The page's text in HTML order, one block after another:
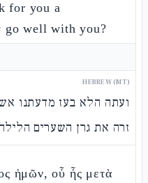
for you a
go well with you?
HEBREW (MT)
ועתה הלא בעז מדעתנו
זרה את גרן השערים הלילה
ἡμῶν, οὗ ἦς μετὰ